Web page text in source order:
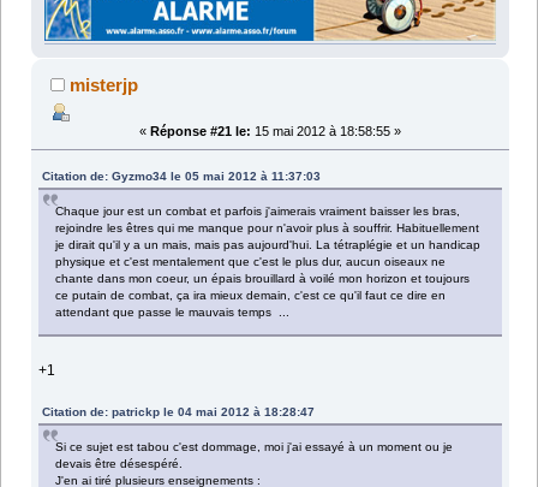
misterjp
« Réponse #21 le: 15 mai 2012 à 18:58:55 »
Citation de: Gyzmo34 le 05 mai 2012 à 11:37:03
Chaque jour est un combat et parfois j'aimerais vraiment baisser les bras,
rejoindre les êtres qui me manque pour n'avoir plus à souffrir. Habituellement
je dirait qu'il y a un mais, mais pas aujourd'hui. La tétraplégie et un handicap
physique et c'est mentalement que c'est le plus dur, aucun oiseaux ne
chante dans mon coeur, un épais brouillard à voilé mon horizon et toujours
ce putain de combat, ça ira mieux demain, c'est ce qu'il faut ce dire en
attendant que passe le mauvais temps ...
+1
Citation de: patrickp le 04 mai 2012 à 18:28:47
Si ce sujet est tabou c'est dommage, moi j'ai essayé à un moment ou je
devais être désespéré.
J'en ai tiré plusieurs enseignements :